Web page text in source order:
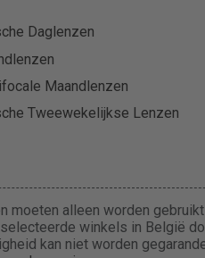
Daglenzen
Maandlenzen
Tweewekelijkse Lenzen
moeten alleen worden
winkels in België
kan niet worden